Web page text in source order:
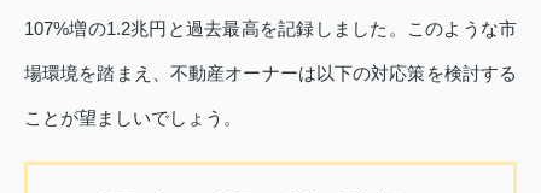
107%増の1.2兆円と過去最高を記録しました。このような市
場環境を踏まえ、不動産オーナーは以下の対応策を検討する
ことが望ましいでしょう。